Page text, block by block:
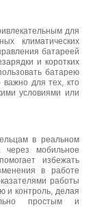
для
климатических
батареей
и коротких
батарею
для тех, кто
условиями или
в реальном
через мобильное
избежать
в работе
работы
и контроль, делая
простым и